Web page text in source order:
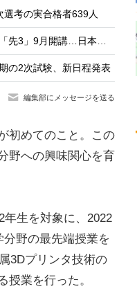
選考の実合格者639人
昭和女子大、教員向け研修「先3」9月開講…日本の教育の強みに着目
の2次試験、新日程発表
編集部にメッセージを送る
初めてのこと。この
野への興味関心を育
生を対象に、2022
野の最先端授業を
3Dプリンタ技術の
業を行った。